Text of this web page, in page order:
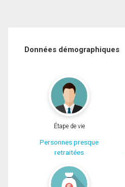
Données démographiques
Étape de vie
Personnes presque
retraitées